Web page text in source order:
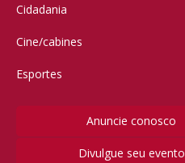
Cidadania
Cine/cabines
Esportes
Anuncie conosco
Divulgue seu evento